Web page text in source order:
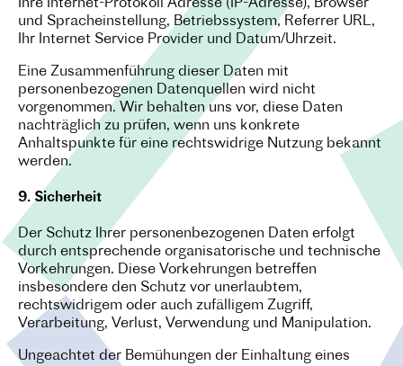
Ihre Internet-Protokoll Adresse (IP-Adresse), Browser
und Spracheinstellung, Betriebssystem, Referrer URL,
Ihr Internet Service Provider und Datum/Uhrzeit.
Eine Zusammenführung dieser Daten mit
personenbezogenen Datenquellen wird nicht
vorgenommen. Wir behalten uns vor, diese Daten
nachträglich zu prüfen, wenn uns konkrete
Anhaltspunkte für eine rechtswidrige Nutzung bekannt
werden.
9. Sicherheit
Der Schutz Ihrer personenbezogenen Daten erfolgt
durch entsprechende organisatorische und technische
Vorkehrungen. Diese Vorkehrungen betreffen
insbesondere den Schutz vor unerlaubtem,
rechtswidrigem oder auch zufälligem Zugriff,
Verarbeitung, Verlust, Verwendung und Manipulation.
Ungeachtet der Bemühungen der Einhaltung eines